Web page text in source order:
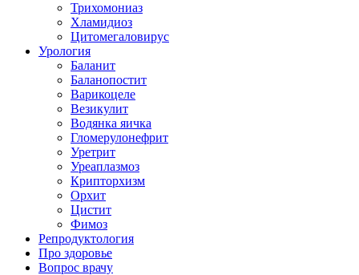
Трихомониаз
Хламидиоз
Цитомегаловирус
Урология
Баланит
Баланопостит
Варикоцеле
Везикулит
Водянка яичка
Гломерулонефрит
Уретрит
Уреаплазмоз
Крипторхизм
Орхит
Цистит
Фимоз
Репродуктология
Про здоровье
Вопрос врачу